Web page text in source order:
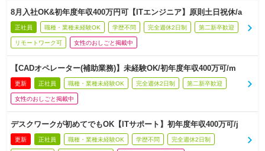
8月入社OK&初年度年収400万円可【ITエンジニア】原則土日祝休/a
正社員 職種・業種未経験OK 学歴不問 完全週休2日制 第二新卒歓迎
リモートワーク可 女性のおしごと掲載中
【CADオペレーター(補助業務)】未経験OK/初年度年収400万可/m
更新 正社員 職種・業種未経験OK 完全週休2日制 第二新卒歓迎
女性のおしごと掲載中
デスクワークが初めてでもOK【ITサポート】初年度年収400万可/j
更新 正社員 職種・業種未経験OK 学歴不問 完全週休2日制